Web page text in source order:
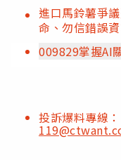
進口馬鈴薯爭
命、勿信錯誤
009829掌握AI
投訴爆料專線：